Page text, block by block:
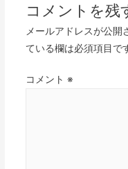
コメントを残
メールアドレスが公開
ている欄は必須項目で
コメント ※